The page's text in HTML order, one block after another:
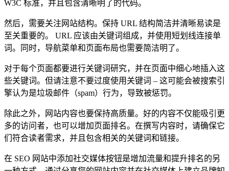
W3C 标准，并且包含清晰明了的代码。
然后，需要关注网站结构。保持 URL 结构简洁并清晰易读是
至关重要的。 URL 应该由关键词组成，并使用短划线连接单
词。同时，导航菜单和页面布局也需要简洁明了。
对于每个页面都要进行关键词研究，并在页面中细心地插入这
些关键词。但请注意不要过度使用关键词 – 这可能会被搜索引
擎认为是垃圾邮件（spam）行为，导致被惩罚。
除此之外，网站内容也要保持高质量。好的内容不仅能吸引更
多的访问者，也可以增加页面排名。在撰写内容时，请确保它
们符合读者需求，并且包含相关的关键词和链接。
在 SEO 网站中添加社交媒体按钮是增加流量和提升排名的另